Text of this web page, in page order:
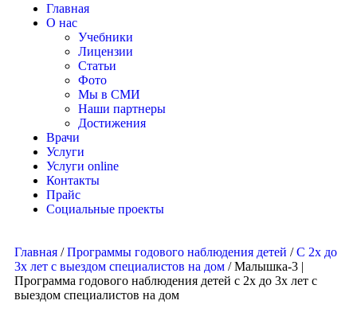
Главная
О нас
Учебники
Лицензии
Статьи
Фото
Мы в СМИ
Наши партнеры
Достижения
Врачи
Услуги
Услуги online
Контакты
Прайс
Социальные проекты
Главная /Программы годового наблюдения детей /С 2х до
3х лет с выездом специалистов на дом / Малышка-3 |
Программа годового наблюдения детей с 2х до 3х лет с
выездом специалистов на дом